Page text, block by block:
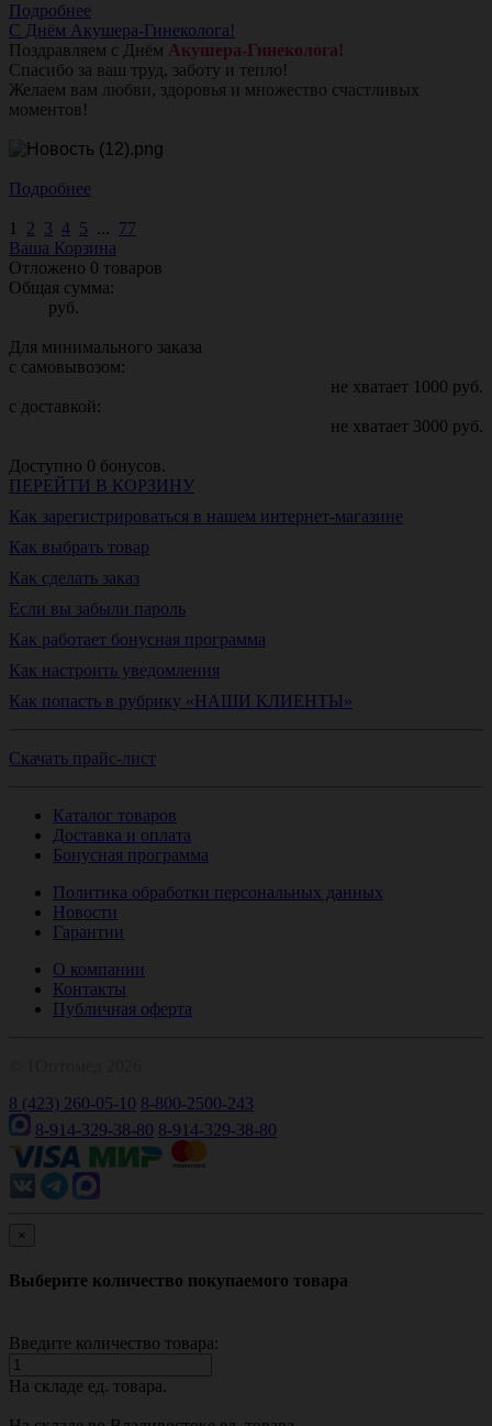
Подробнее
С Днём Акушера-Гинеколога!
Поздравляем с Днём Акушера-Гинеколога!
Спасибо за ваш труд, заботу и тепло!
Желаем вам любви, здоровья и множество счастливых
моментов!
Подробнее
1 2 3 4 5 ... 77
Ваша Корзина
Отложено 0 товаров
Общая сумма:
руб.
Для минимального заказа
с самовывозом:
не хватает 1000 руб.
с доставкой:
не хватает 3000 руб.
Доступно 0 бонусов.
ПЕРЕЙТИ В КОРЗИНУ
Как зарегистрироваться в нашем интернет-магазине
Как выбрать товар
Как сделать заказ
Если вы забыли пароль
Как работает бонусная программа
Как настроить уведомления
Как попасть в рубрику «НАШИ КЛИЕНТЫ»
Скачать прайс-лист
Каталог товаров
Доставка и оплата
Бонусная программа
Политика обработки персональных данных
Новости
Гарантии
О компании
Контакты
Публичная оферта
8 (423) 260-05-10 8-800-2500-243
8-914-329-38-80 8-914-329-38-80
×
Выберите количество покупаемого товара
Введите количество товара:
На складе ед. товара.